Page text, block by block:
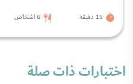
15 دقيقة 6 اشخاص
اختبارات ذات صلة